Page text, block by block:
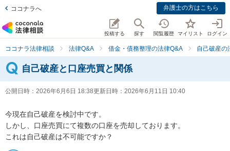
ココナラへ 弁護士の方はこちら
投稿する 探す 閲覧履歴 マイリスト ログイン
ココナラ法律相談 法律Q&A 借金・債務整理の法律Q&A 自己破産の
自己破産と口座売買と関係
公開日時： 2026年6月6日 18:38更新日時： 2026年6月11日 10:40
今現在自己破産を検討中です。
しかし、口座売買にて複数の口座を売却しております。
これは自己破産は不可能ですか？